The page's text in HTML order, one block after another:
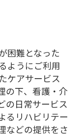
困難となった
ようにご利用
ケアサービス
の下、看護・介
の日常サービス
るリハビリテー
などの提供をさ